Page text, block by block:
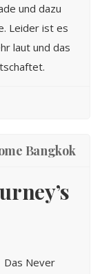
und dazu
Leider ist es
laut und das
Bangkok
Das Never